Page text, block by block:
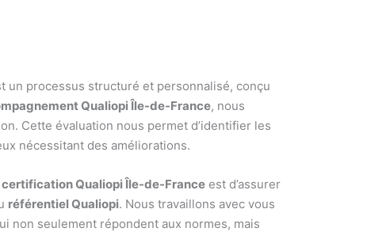
un processus structuré et personnalisé, conçu
Qualiopi Île-de-France, nous
Cette évaluation nous permet d’identifier les
nécessitant des améliorations.
Qualiopi Île-de-Franceest d’assurer
référentiel Qualiopi. Nous travaillons avec vous
non seulement répondent aux normes, mais